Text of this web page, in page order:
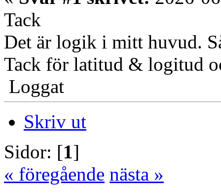
Tack
Det är logik i mitt huvud.
Tack för latitud & logitud
Loggat
Skriv ut
Sidor: [1]
« föregående nästa »